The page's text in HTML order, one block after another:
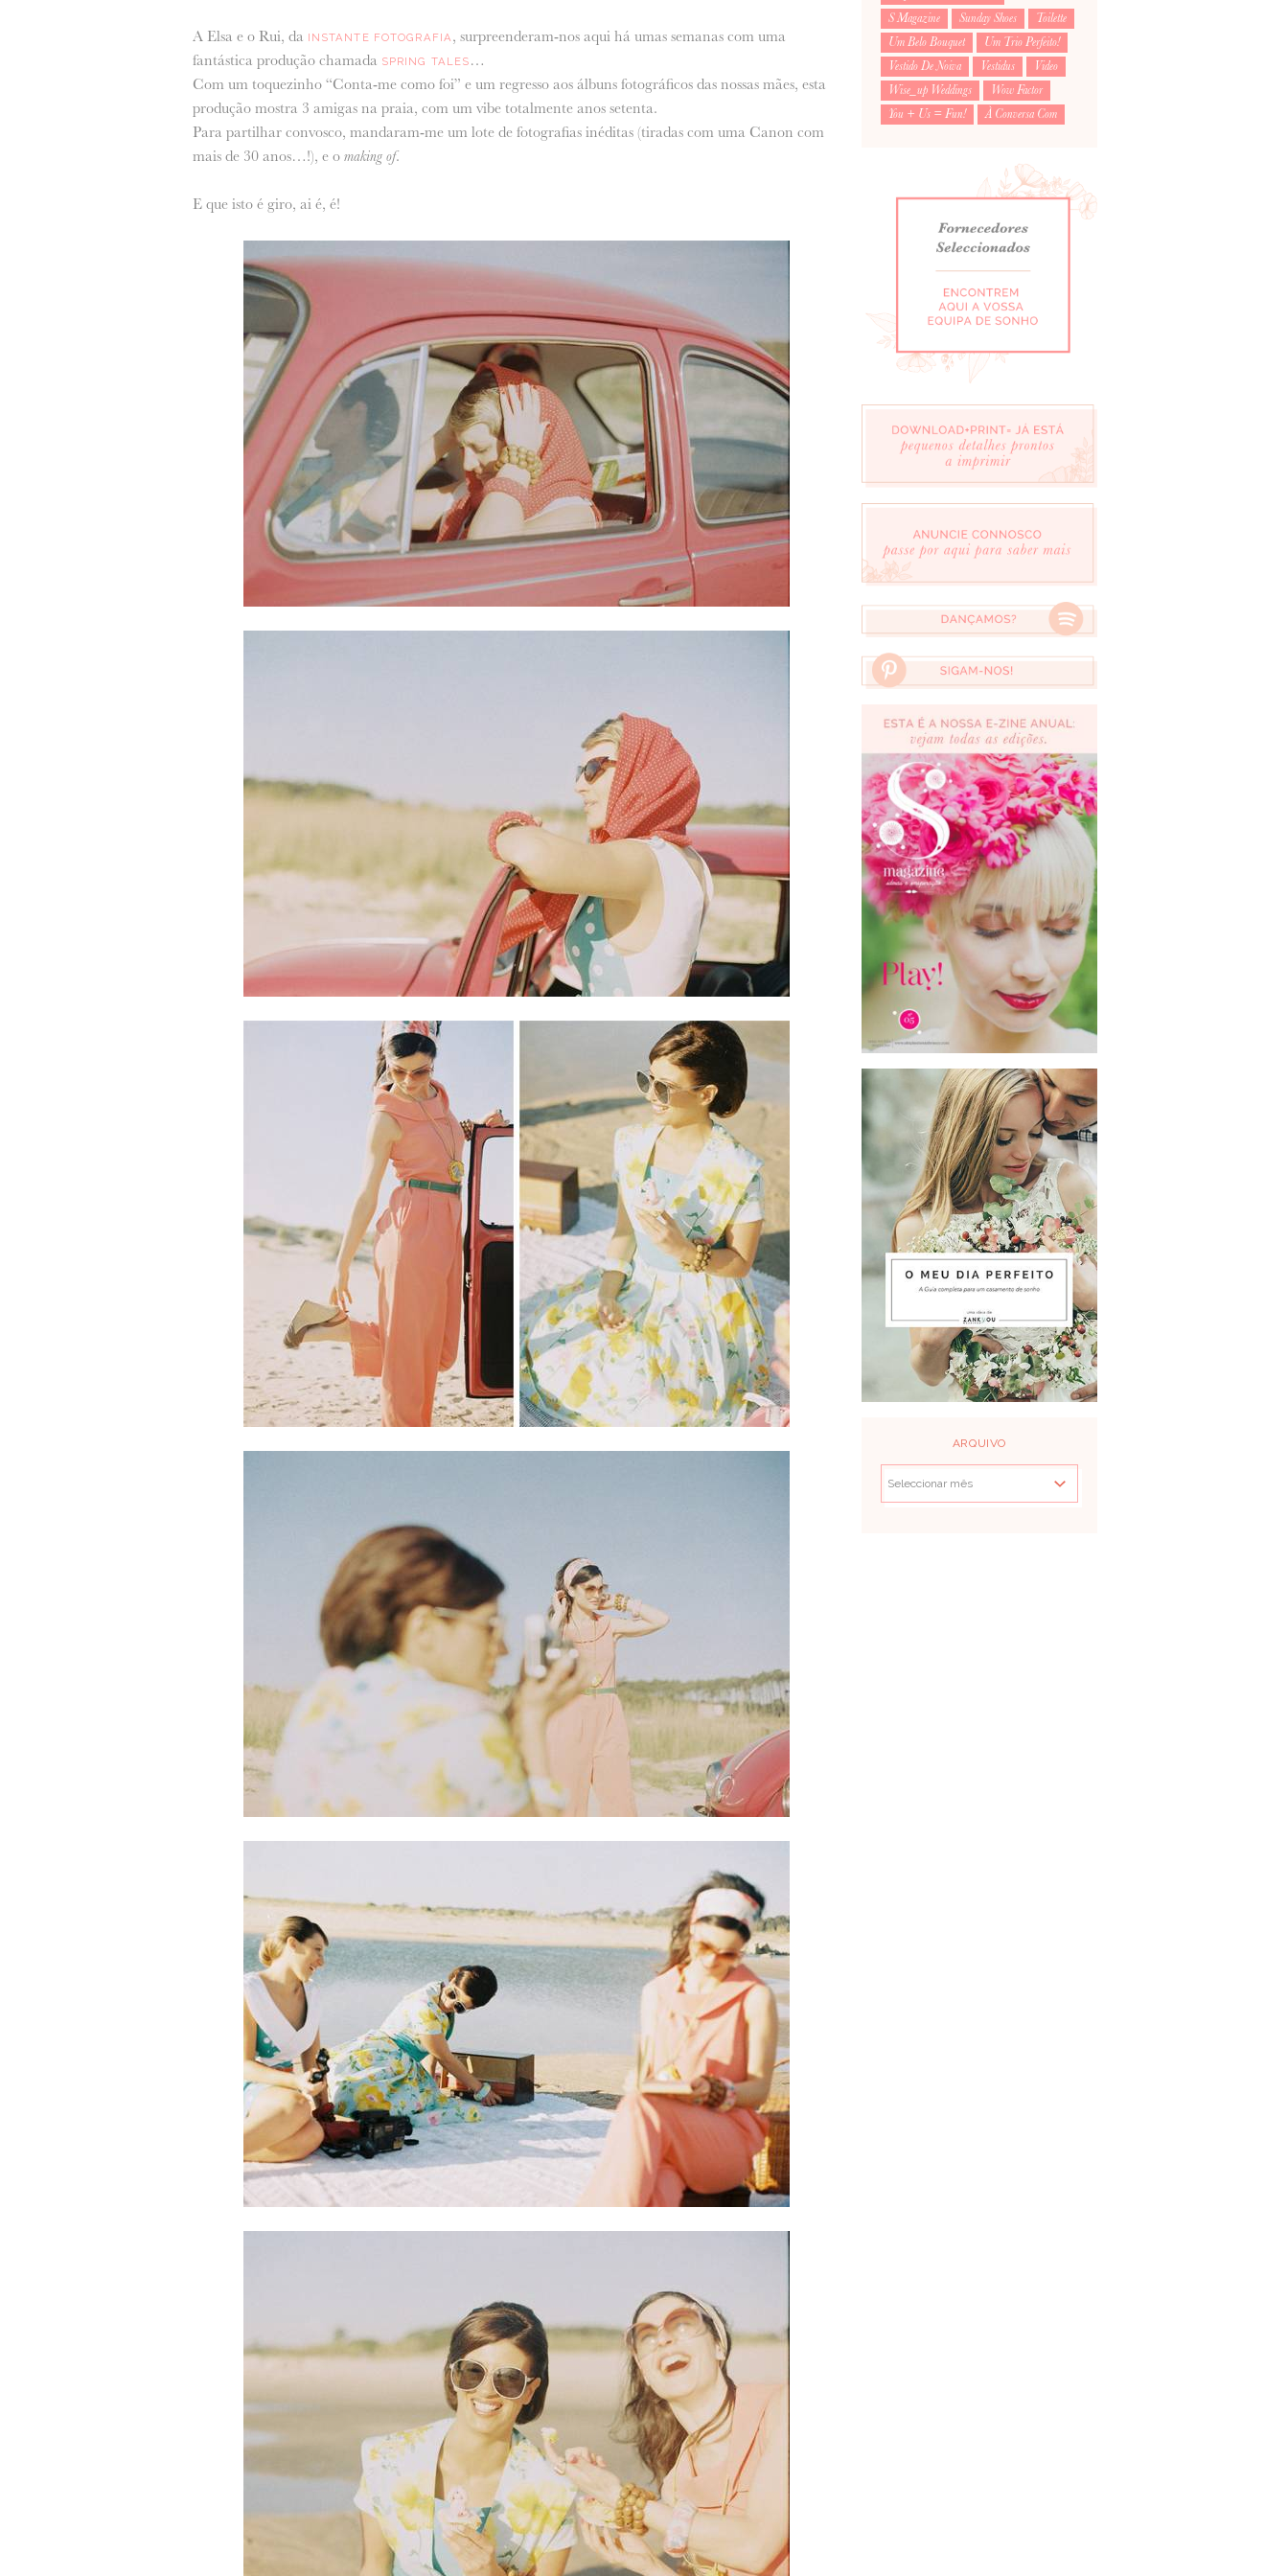
A Elsa e o Rui, da INSTANTE FOTOGRAFIA, surpreenderam-nos aqui há umas semanas com uma
fantástica produção chamada SPRING TALES …
Com um toquezinho “Conta-me como foi” e um regresso aos álbuns fotográficos das nossas mães, esta
produção mostra 3 amigas na praia, com um vibe totalmente anos setenta.
Para partilhar convosco, mandaram-me um lote de fotografias inéditas (tiradas com uma Canon com
mais de 30 anos…!), e o making of.
E que isto é giro, ai é, é!
S Magazine
Sunday Shoes
Toilette
Um Belo Bouquet
Um Trio Perfeito!
Vestido De Noiva
Vestidus
Video
Wise_up Weddings
Wow Factor
You + Us = Fun!
À Conversa Com
ARQUIVO